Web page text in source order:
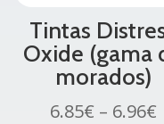
Tintas
Oxide (gama
morados)
6.85€ – 6.96€